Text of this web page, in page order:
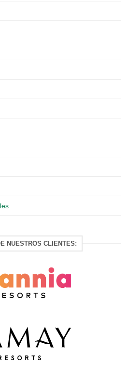
NUESTROS CLIENTES: